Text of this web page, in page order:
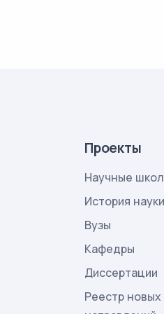
Проекты
Научные
История науки
Вузы
Кафедры
Диссертации
Реестр